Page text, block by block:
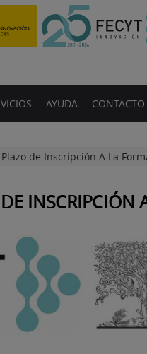
AYUDA CONTACTO
de Inscripción A La
INSCRIPCIÓN